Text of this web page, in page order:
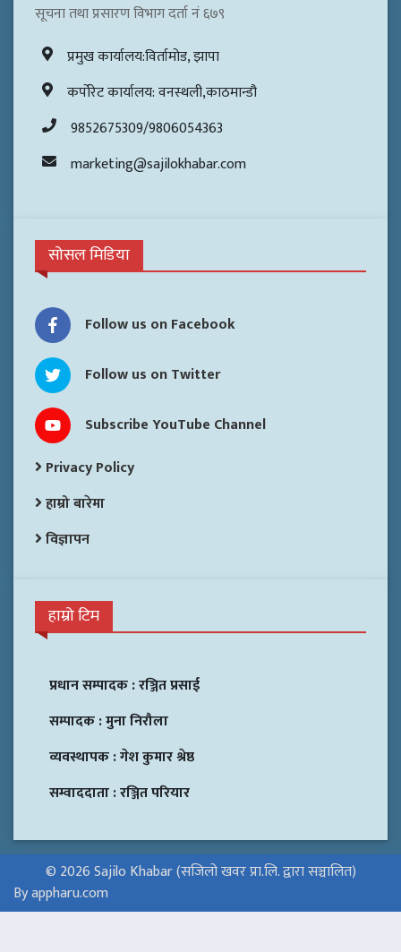
सूचना तथा प्रसारण विभाग दर्ता नं ६७९
प्रमुख कार्यालय:विर्तामोड, झापा
कर्पोरेट कार्यालय: वनस्थली,काठमान्डौ
9852675309/9806054363
marketing@sajilokhabar.com
सोसल मिडिया
Follow us on Facebook
Follow us on Twitter
Subscribe YouTube Channel
Privacy Policy
हाम्रो बारेमा
विज्ञापन
हाम्रो टिम
प्रधान सम्पादक :रञ्जित प्रसाई
सम्पादक :मुना निरौला
व्यवस्थापक :गेश कुमार श्रेष्ठ
सम्वाददाता :रञ्जित परियार
© 2026 Sajilo Khabar (सजिलो खवर प्रा.लि. द्वारा सञ्चालित)
By appharu.com